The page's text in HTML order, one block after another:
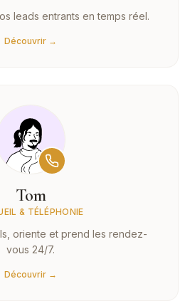
leads entrants en temps réel.
Découvrir →
Tom
& TÉLÉPHONIE
oriente et prend les rendez-
vous 24/7.
Découvrir →